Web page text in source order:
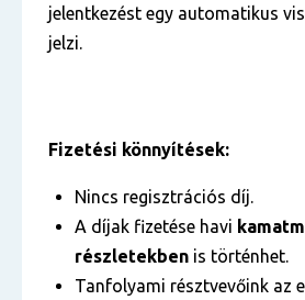
jelentkezést egy automatikus
jelzi.
Fizetési könnyítések:
Nincs regisztrációs díj.
A díjak fizetése havi
részletekben is történhet.
Tanfolyami résztvevőink az